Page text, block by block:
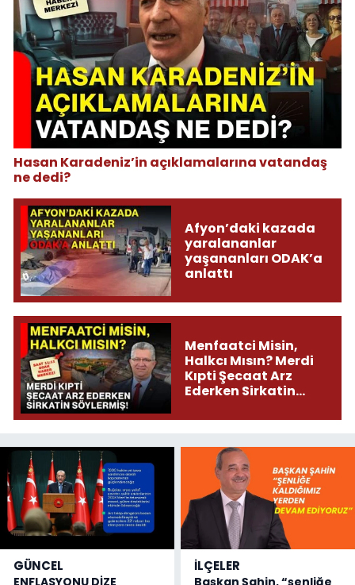
Hasan Karadeniz’in açıklamalarına vatandaş
ne dedi?
Afyon’daki kazada
yaralananlar
yaşananları ODAK’a
anlattı
Menfaatci Misin,
Halkcı Mısın? Merdi
Kıpti Şecaat Arz
Ederken Sirkatin
GÜNCEL İLÇELER